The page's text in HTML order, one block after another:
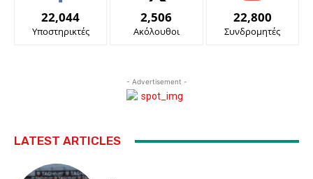
22,044
Υποστηρικτές
2,506
Ακόλουθοι
22,800
Συνδρομητές
- Advertisement -
LATEST ARTICLES